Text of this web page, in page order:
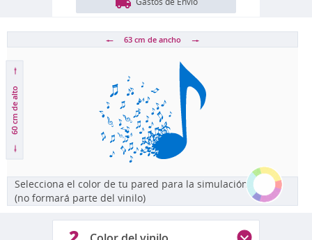
63 cm de ancho
60 cm
de alto
Selecciona el color de tu pared para la simulación
(no formará parte del vinilo)